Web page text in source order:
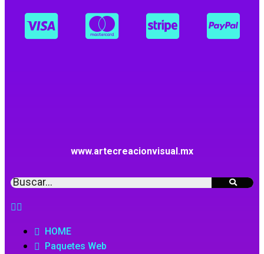
www.artecreacionvisual.mx
HOME
Paquetes Web